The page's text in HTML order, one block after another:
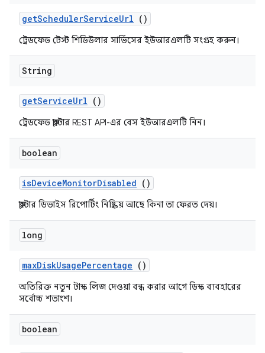
getSchedulerServiceUrl ()
ট্রেডফেড টেস্ট শিডিউলার সার্ভিসের ইউআরএলটি সংগ্রহ করুন।
String
getServiceUrl ()
ট্রেডফেড ক্লাস্টার REST API-এর বেস ইউআরএলটি নিন।
boolean
isDeviceMonitorDisabled ()
ক্লাস্টার ডিভাইস রিপোর্টিং নিষ্ক্রিয় আছে কিনা তা ফেরত দেয়।
long
maxDiskUsagePercentage ()
অতিরিক্ত নতুন টাস্ক লিজ দেওয়া বন্ধ করার আগে ডিস্ক ব্যবহারের
সর্বোচ্চ শতাংশ।
boolean